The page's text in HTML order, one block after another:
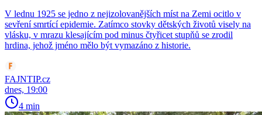
V lednu 1925 se jedno z nejizolovanějších míst na Zemi ocitlo v
sevření smrtící epidemie. Zatímco stovky dětských životů visely na
vlásku, v mrazu klesajícím pod minus čtyřicet stupňů se zrodil
hrdina, jehož jméno mělo být vymazáno z historie.
FAJNTIP.cz
dnes, 19:00
4 min